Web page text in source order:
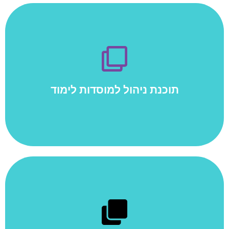
תוכנת ניהול למוסדות לימוד
אירופאית,שיבוץ כיתות לימוד, בקרת הכנת ציוד למעבדות,
בתוכנת אתגרית קיימים מודולים מגוונים בהתאם לתחום
התעסוקתי של האירגון. המודולים מאופיינים בגמישות